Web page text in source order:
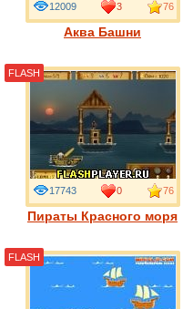
Аква Башни
12009 3 76
Пираты Красного моря
17743 0 76
FLASH
FLASH